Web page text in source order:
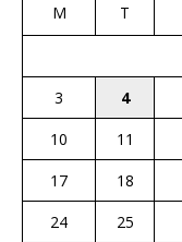
M T
3
4
10
11
17
18
24
25